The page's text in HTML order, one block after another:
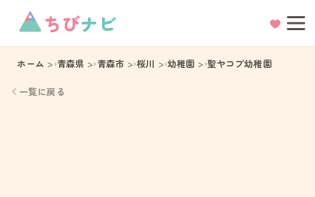
ちびナビ
ホーム 青森県 青森市 桜川 幼稚園 聖ヤコブ幼稚園
一覧に戻る